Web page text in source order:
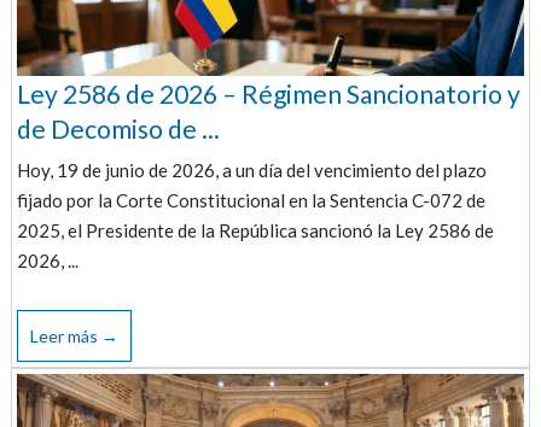
Ley 2586 de 2026 – Régimen Sancionatorio y
de Decomiso de ...
Hoy, 19 de junio de 2026, a un día del vencimiento del plazo
fijado por la Corte Constitucional en la Sentencia C-072 de
2025, el Presidente de la República sancionó la Ley 2586 de
2026, ...
Leer más →